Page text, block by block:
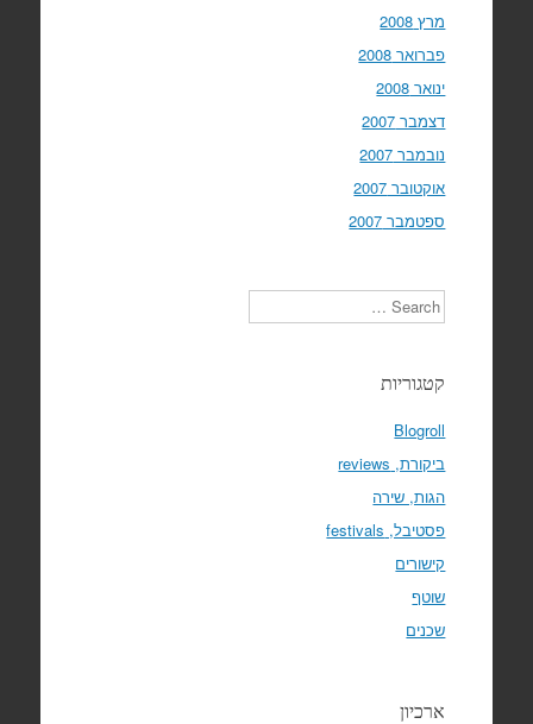
מרץ 2008
פברואר 2008
ינואר 2008
דצמבר 2007
נובמבר 2007
אוקטובר 2007
ספטמבר 2007
Search
קטגוריות
Blogroll
ביקורת, reviews
הגות, שירה
פסטיבל, festivals
קישורים
שוטף
שכנים
ארכיון